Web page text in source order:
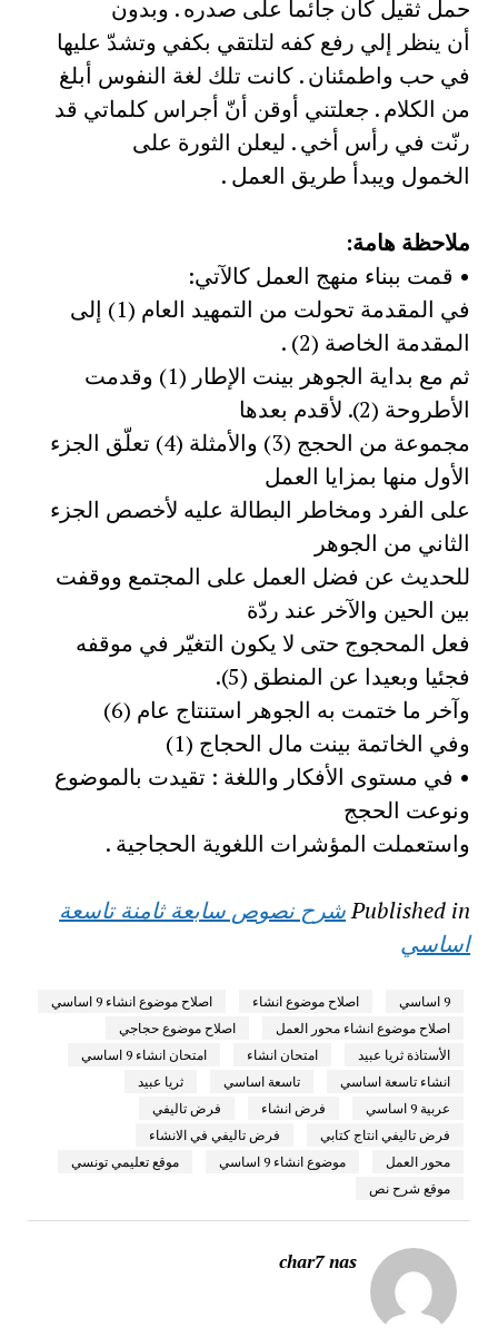
حمل ثقيل كان جائما على صدره . وبدون
أن ينظر إلي رفع كفه لتلتقي بكفي وتشدّ عليها
في حب واطمئنان . كانت تلك لغة النفوس أبلغ
من الكلام . جعلتني أوقن أنّ أجراس كلماتي قد
رنّت في رأس أخي . ليعلن الثورة على
الخمول ويبدأ طريق العمل .
ملاحظة هامة:
• قمت ببناء منهج العمل كالآتي:
في المقدمة تحولت من التمهيد العام (1) إلى
المقدمة الخاصة (2) .
ثم مع بداية الجوهر بينت الإطار (1) وقدمت
الأطروحة (2). لأقدم بعدها
مجموعة من الحجج (3) والأمثلة (4) تعلّق الجزء
الأول منها بمزايا العمل
على الفرد ومخاطر البطالة عليه لأخصص الجزء
الثاني من الجوهر
للحديث عن فضل العمل على المجتمع ووقفت
بين الحين والآخر عند ردّة
فعل المحجوج حتى لا يكون التغيّر في موقفه
فجئيا وبعيدا عن المنطق (5).
وآخر ما ختمت به الجوهر استنتاج عام (6)
وفي الخاتمة بينت مال الحجاج (1)
• في مستوى الأفكار واللغة : تقيدت بالموضوع
ونوعت الحجج
واستعملت المؤشرات اللغوية الحجاجية .
Published inشرح نصوص سابعة ثامنة تاسعة
اساسي
9 اساسي اصلاح موضوع انشاء
اصلاح موضوع انشاء 9 اساسي
اصلاح موضوع انشاء محور العمل
اصلاح موضوع حجاجي
الأستاذة ثريا عبيد
امتحان انشاء
امتحان انشاء 9 اساسي
انشاء تاسعة اساسي
تاسعة اساسي
ثريا عبيد
عربية 9 اساسي
فرض انشاء
فرض تاليفي
فرض تاليفي انتاج كتابي
فرض تاليفي في الانشاء
محور العمل
موضوع انشاء 9 اساسي
موقع تعليمي تونسي
موقع شرح نص
char7 nas